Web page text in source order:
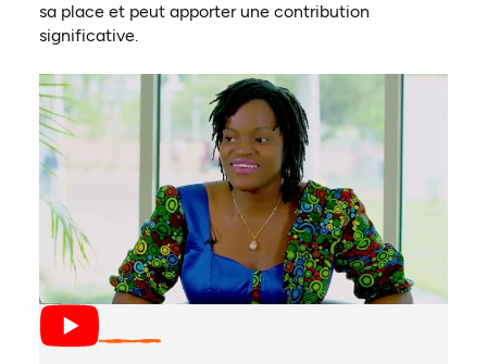
sa place et peut apporter une contribution
significative.